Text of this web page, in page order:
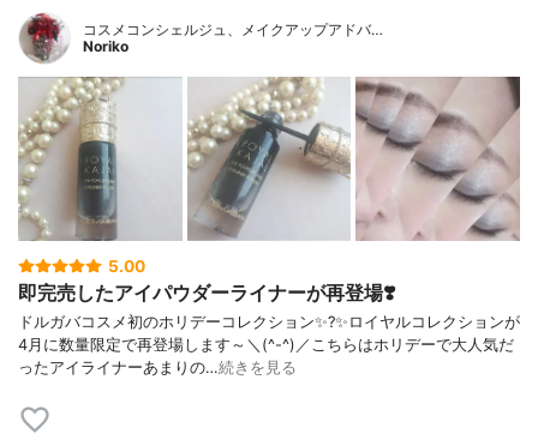
コスメコンシェルジュ、メイクアップアドバ…
Noriko
5.00
即完売したアイパウダーライナーが再登場❣️
ドルガバコスメ初のホリデーコレクション✨?✨ロイヤルコレクションが
4月に数量限定で再登場します～＼(^-^)／こちらはホリデーで大人気だ
ったアイライナーあまりの…続きを見る